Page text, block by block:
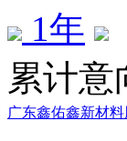
1年
累计意
广东鑫佑鑫新材